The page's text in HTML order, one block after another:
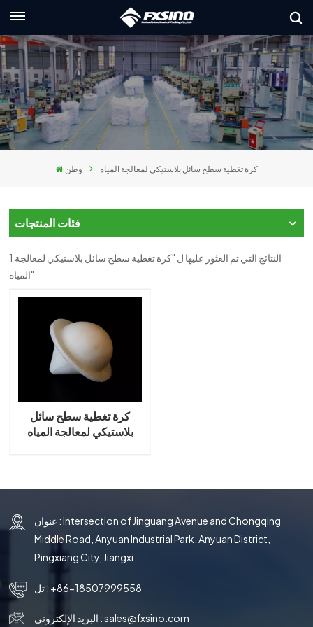
وطن كرة تغطية سطح سائل بلاستيكي لمعالجة المياه
فئات المنتجات
1 النتائج التي تم العثور عليها ل "كرة تغطية سطح سائل بلاستيكي لمعالجة
المياه"
كرة تغطية سطح سائل
بلاستيكي لمعالجة المياه
عنوان : Intersection of Jinguang Avenue and Chongqing
Middle Road, Anyuan Industrial Park, Anyuan District,
Pingxiang City, Jiangxi
تل : +86-18507999558
البريد الإلكتروني :sales@fxsino.com